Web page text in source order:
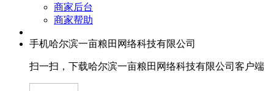
商家后台
商家帮助
手机哈尔滨一亩粮田网络科技有限公司
扫一扫，下载哈尔滨一亩粮田网络科技有限公司客户端